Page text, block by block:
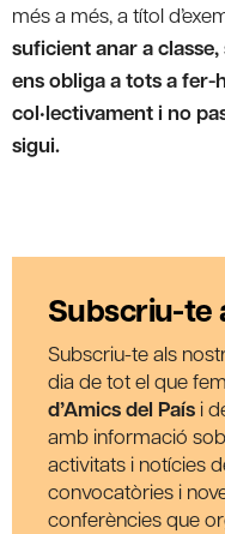
més a més, a títol
suficient anar a
ens obliga a tots a
col•lectivament i no
sigui.
Subscriu-te
Subscriu-te als
dia de tot el que
d’Amics del País i
amb informació
activitats i notícies
convocatòries i
conferències que